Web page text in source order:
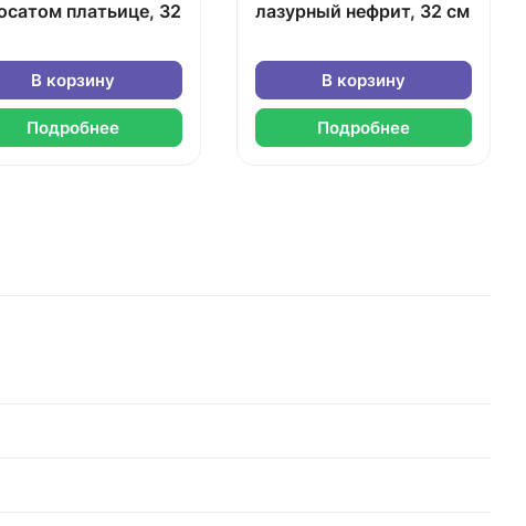
платьице, 32
В корзину
Подробнее
лазурный нефрит, 32 см
В корзину
Подробнее